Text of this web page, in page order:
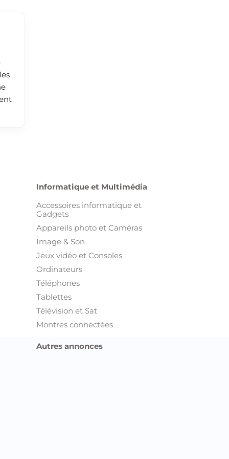
Informatique et Multimédia
Accessoires informatique et
Gadgets
Appareils photo et Caméras
Image & Son
Jeux vidéo et Consoles
Ordinateurs
Téléphones
Tablettes
Télévision et Sat
Montres connectées
Autres annonces